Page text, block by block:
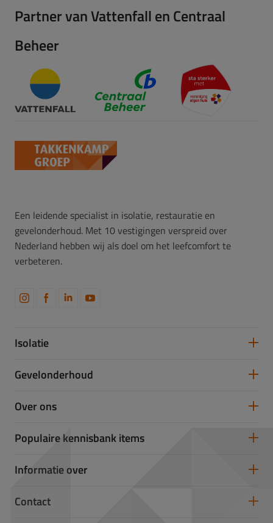
Partner van Vattenfall en Centraal
Beheer
Een leidende specialist in isolatie, restauratie en
gevelonderhoud. Met 10 vestigingen verspreid over
Nederland hebben wij als doel om het leefcomfort te
verbeteren.
Isolatie
Vloerisolatie
Gevelonderhoud
Gevelrenovatie
Over ons
Partners
Populaire kennisbank items
Isolatiewaarde berekenen
Informatie over
Koudebrug
Contact